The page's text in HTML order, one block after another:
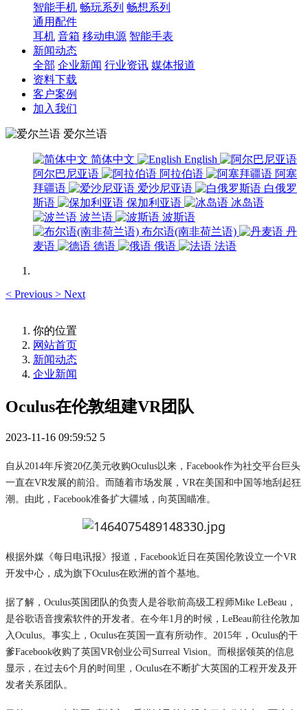
智能手机 畅玩系列 畅想系列
通用配件
耳机 音箱 移动电源 智能手表
新闻动态
全部 企业新闻 行业资讯 媒体报道
资料下载
客户案例
加入我们
爱尔兰语
简体中文
English
阿尔巴尼亚语
阿拉伯语
阿塞
拜疆语
爱沙尼亚语
白俄罗
斯语
保加利亚语
冰岛语
波兰语
波斯语
布尔语(南非荷兰语)
丹
麦语
德语 俄语 法语
< Previous > Next
你的位置
网站首页
新闻动态
企业新闻
Oculus在伦敦组建VR团队
2023-11-16 09:59:52 5
自从2014年斥资20亿美元收购Oculus以来，Facebook作为社交平台巨头
一直在VR发展的前沿。而随着市场发展，VR在美国和中国等地刮起狂
潮。由此，Facebook准备扩大疆域，向英国瞄准。
根据外媒《每日电讯报》报道，Facebook近日在英国伦敦设立一个VR
开发中心，成为旗下Oculus在欧洲的首个基地。
据了解，Oculus英国团队的负责人是谷歌前高级工程师Mike LeBeau，
是谷歌语音搜索软件的开发者。在今年1月的时候，LeBeau前往伦敦加
入Oculus。事实上，Oculus在英国一直有所动作。2015年，Oculus的干
爹Facebook收购了英国VR创业公司Surreal Vision。而根据领英的信息
显示，在过去6个月的时间里，Oculus在不断扩大英国的工程开发及开
发者关系团队。